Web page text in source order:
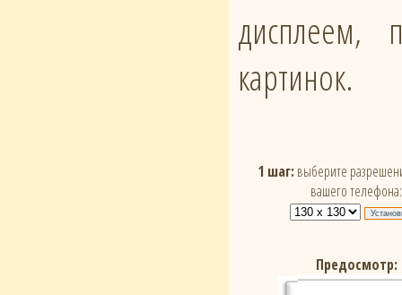
дисплеем,
картинок.
1 шаг: выберите
вашего телефона:
Предосмотр: